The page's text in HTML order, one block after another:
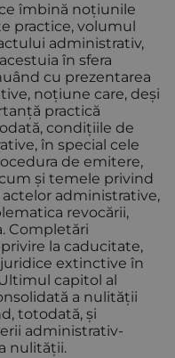
îmbină noțiunile
practice, volumul
administrativ,
în sfera
cu prezentarea
noțiune care, deși
practică
condițiile de
în special cele
de emitere,
și temele privind
actelor administrative,
revocării,
Completări
la caducitate,
extinctive în
capitol al
a nulității
totodată, și
administrativ-
nulității.